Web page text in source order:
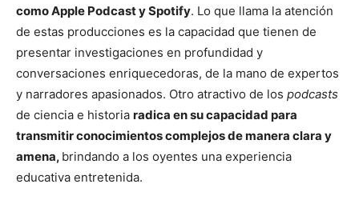
como Apple Podcast y Spotify. Lo que llama la atención
de estas producciones es la capacidad que tienen de
presentar investigaciones en profundidad y
conversaciones enriquecedoras, de la mano de expertos
y narradores apasionados. Otro atractivo de los podcasts
de ciencia e historia radica en su capacidad para
transmitir conocimientos complejos de manera clara y
amena, brindando a los oyentes una experiencia
educativa entretenida.